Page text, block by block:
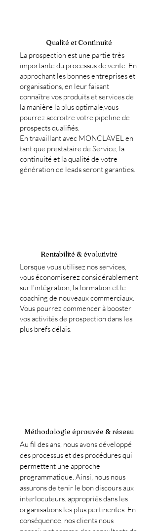
Qualité et Continuité
La prospection est une partie très
importante du processus de vente. En
approchant les bonnes entreprises et
organisations, en leur faisant
connaître vos produits et services de
la manière la plus optimale,vous
pourrez accroitre votre pipeline de
prospects qualifiés.
En travaillant avec MONCLAVEL en
tant que prestataire de Service, la
continuité et la qualité de votre
génération de leads seront garanties.
Rentabilité & évolutivité
Lorsque vous utilisez nos services,
vous économiserez considérablement
sur l'intégration, la formation et le
coaching de nouveaux commerciaux.
Vous pourrez commencer à booster
vos activités de prospection dans les
plus brefs délais.
Méthodologie éprouvée & réseau
Au fil des ans, nous avons développé
des processus et des procédures qui
permettent une approche
programmatique. Ainsi, nous nous
assurons de tenir le bon discours aux
interlocuteurs. appropriés dans les
organisations les plus pertinentes. En
conséquence, nos clients nous